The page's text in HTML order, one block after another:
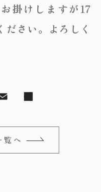
掛けしますが17
さい。よろしく
覧へ
物/家具